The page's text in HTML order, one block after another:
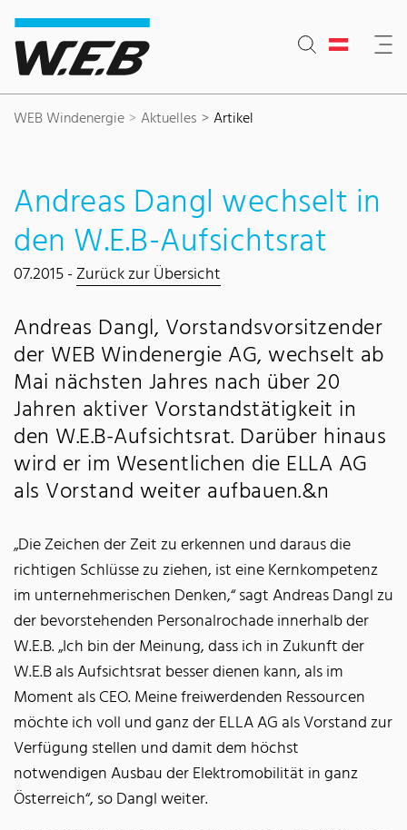
Inhaltsbereich
Suche
Hauptnavigation
Kontakt
Footer
WEB Windenergie Aktuelles Artikel
Andreas Dangl wechselt in
den W.E.B-Aufsichtsrat
07.2015 -Zurück zur Übersicht
Andreas Dangl, Vorstandsvorsitzender
der WEB Windenergie AG, wechselt ab
Mai nächsten Jahres nach über 20
Jahren aktiver Vorstandstätigkeit in
den W.E.B-Aufsichtsrat. Darüber hinaus
wird er im Wesentlichen die ELLA AG
als Vorstand weiter aufbauen.&n
„Die Zeichen der Zeit zu erkennen und daraus die
richtigen Schlüsse zu ziehen, ist eine Kernkompetenz
im unternehmerischen Denken,“ sagt Andreas Dangl zu
der bevorstehenden Personalrochade innerhalb der
W.E.B. „Ich bin der Meinung, dass ich in Zukunft der
W.E.B als Aufsichtsrat besser dienen kann, als im
Moment als CEO. Meine freiwerdenden Ressourcen
möchte ich voll und ganz der ELLA AG als Vorstand zur
Verfügung stellen und damit dem höchst
notwendigen Ausbau der Elektromobilität in ganz
Österreich“, so Dangl weiter.